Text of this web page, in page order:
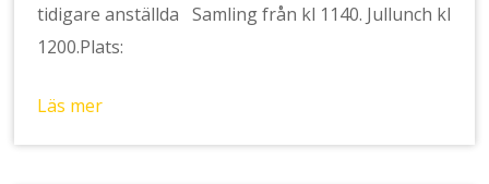
tidigare anställda Samling från kl 1140. Jullunch kl
1200.Plats:
Läs mer